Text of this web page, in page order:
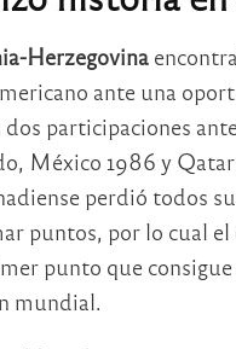
Herzegovina
ante una
participaciones
México 1986 y
perdió todos
puntos, por lo cual el
punto que
mundial.